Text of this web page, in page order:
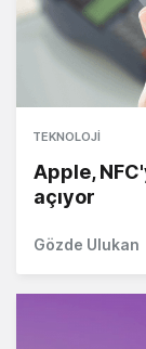
TEKNOLOJI
Apple,
açıyor
Gözde Ulukan